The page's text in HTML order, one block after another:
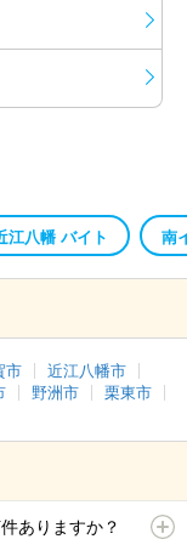
江八幡 バイト 南
市
近江八幡市
野洲市
栗東市
ありますか？